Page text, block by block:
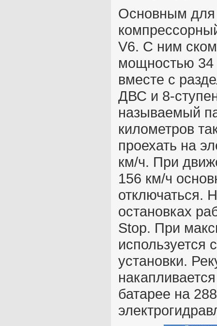
Основным для
V6. С ним
мощностью 34
вместе с
ДВС и 8-
называемый
километров
проехать на
км/ч. При
156 км/ч
отключаться.
остановках
Stop. При
используется
установки.
батарее на